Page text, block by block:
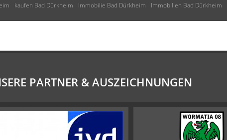
kaufen Bad Dürkheim Immobilie Bad Dürkheim Immobilien Bad Dürkheim
PARTNER & AUSZEICHNUNGEN